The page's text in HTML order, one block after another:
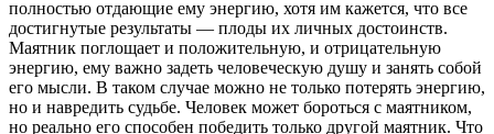
полностью отдающие ему энергию, хотя им кажется, что все
достигнутые результаты — плоды их личных достоинств.
Маятник поглощает и положительную, и отрицательную
энергию, ему важно задеть человеческую душу и занять собой
его мысли. В таком случае можно не только потерять энергию,
но и навредить судьбе. Человек может бороться с маятником,
но реально его способен победить только другой маятник. Что